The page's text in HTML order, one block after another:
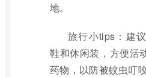
地。
旅行小tips：建
鞋和休闲装，方便活
药物，以防被蚊虫叮咬